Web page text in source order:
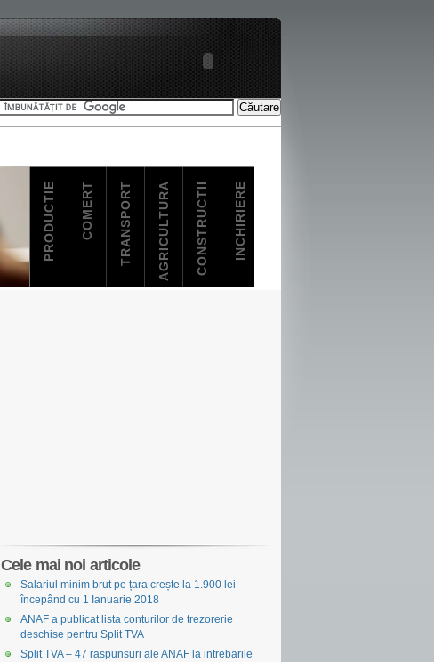
Cele mai noi articole
Salariul minim brut pe țara crește la 1.900 lei
începând cu 1 Ianuarie 2018
ANAF a publicat lista conturilor de trezorerie
deschise pentru Split TVA
Split TVA – 47 raspunsuri ale ANAF la intrebarile